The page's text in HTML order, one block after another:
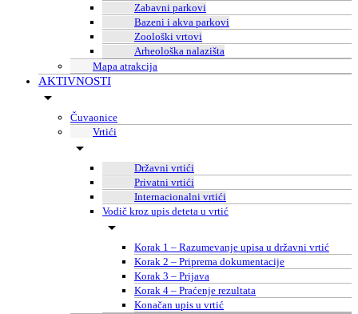
Zabavni parkovi
Bazeni i akva parkovi
Zoološki vrtovi
Arheološka nalazišta
Mapa atrakcija
AKTIVNOSTI
Čuvaonice
Vrtići
Državni vrtići
Privatni vrtići
Internacionalni vrtići
Vodič kroz upis deteta u vrtić
Korak 1 – Razumevanje upisa u državni vrtić
Korak 2 – Priprema dokumentacije
Korak 3 – Prijava
Korak 4 – Praćenje rezultata
Konačan upis u vrtić